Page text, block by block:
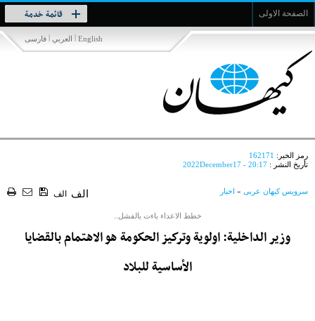
الصفحة الاولى قائمة خدمة
Toggle
navigation
فارسی | العربي | English
رمز الخبر: 162171
تأريخ النشر : 2022December17 - 20:17
سرویس کیهان عربی » اخبار الف الف
خطط الاعداء باءت بالفشل..
وزير الداخلية: اولوية وتركيز الحكومة هو الاهتمام بالقضايا
الأساسية للبلاد